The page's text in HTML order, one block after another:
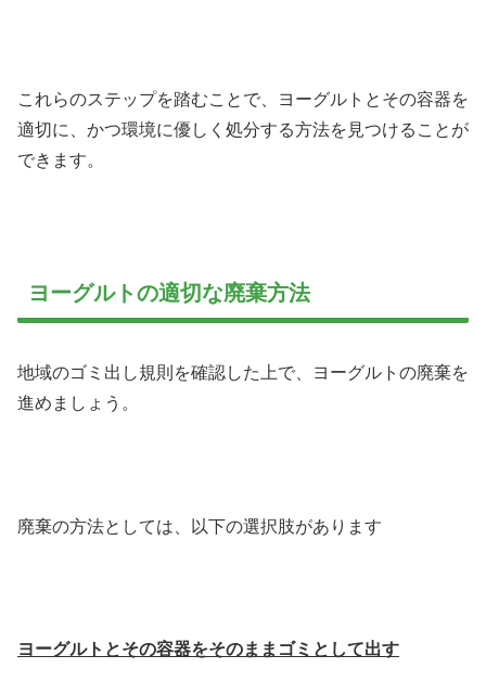
これらのステップを踏むことで、ヨーグルトとその容器を
適切に、かつ環境に優しく処分する方法を見つけることが
できます。
ヨーグルトの適切な廃棄方法
地域のゴミ出し規則を確認した上で、ヨーグルトの廃棄を
進めましょう。
廃棄の方法としては、以下の選択肢があります
ヨーグルトとその容器をそのままゴミとして出す